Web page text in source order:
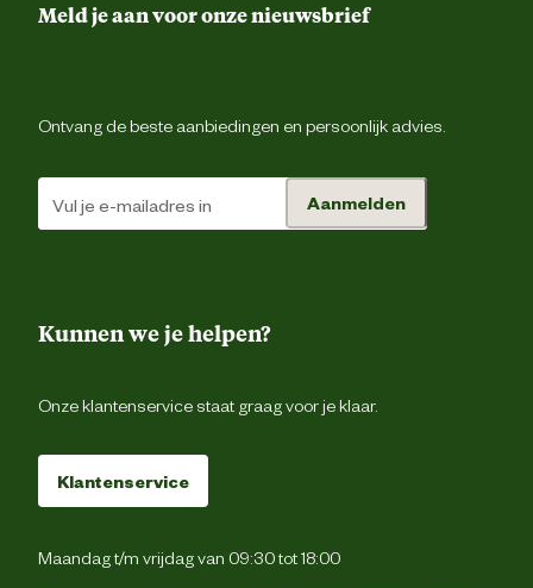
Meld je aan voor onze nieuwsbrief
Ontvang de beste aanbiedingen en persoonlijk advies.
Aanmelden
Kunnen we je helpen?
Onze klantenservice staat graag voor je klaar.
Klantenservice
Maandag t/m vrijdag van 09:30 tot 18:00